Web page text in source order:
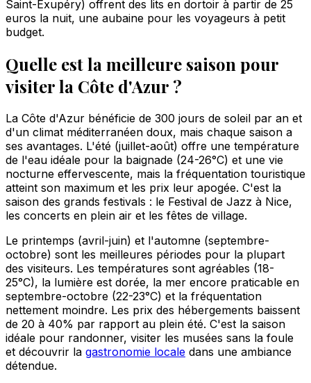
Saint-Exupéry) offrent des lits en dortoir à partir de 25
euros la nuit, une aubaine pour les voyageurs à petit
budget.
Quelle est la meilleure saison pour
visiter la Côte d'Azur ?
La Côte d'Azur bénéficie de 300 jours de soleil par an et
d'un climat méditerranéen doux, mais chaque saison a
ses avantages. L'été (juillet-août) offre une température
de l'eau idéale pour la baignade (24-26°C) et une vie
nocturne effervescente, mais la fréquentation touristique
atteint son maximum et les prix leur apogée. C'est la
saison des grands festivals : le Festival de Jazz à Nice,
les concerts en plein air et les fêtes de village.
Le printemps (avril-juin) et l'automne (septembre-
octobre) sont les meilleures périodes pour la plupart
des visiteurs. Les températures sont agréables (18-
25°C), la lumière est dorée, la mer encore praticable en
septembre-octobre (22-23°C) et la fréquentation
nettement moindre. Les prix des hébergements baissent
de 20 à 40% par rapport au plein été. C'est la saison
idéale pour randonner, visiter les musées sans la foule
et découvrir la gastronomie locale dans une ambiance
détendue.